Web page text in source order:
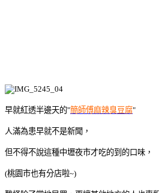
早就紅透半邊天的"簡師傅麻辣臭豆腐"
人滿為患早就不是新聞，
但不得不說這種中壢夜市才吃的到的口味，
(桃園市也有分店啦~)